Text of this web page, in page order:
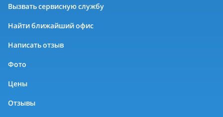
Вызвать сервисную службу
Найти ближайший офис
Написать отзыв
Фото
Цены
Отзывы